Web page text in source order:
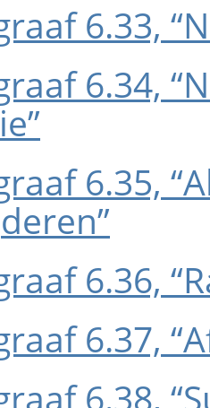
6.33,
6.34,
6.35,
6.36,
6.37,
6.38,